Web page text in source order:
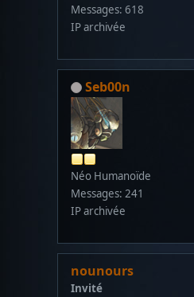
Messages: 618
IP archivée
Seb00n
Néo Humanoïde
Messages: 241
IP archivée
nounours
Invité